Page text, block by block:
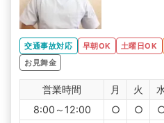
交通事故対応 早朝OK 土曜日OK
お見舞金
営業時間 月 火
8:00～12:00
○ ○